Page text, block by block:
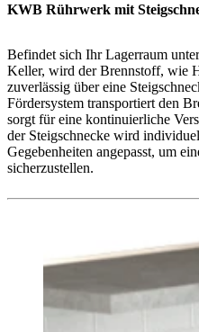
KWB Rührwerk mit
Befindet sich Ihr Lagerraum
Keller, wird der Brennstoff, wie
zuverlässig über eine
Fördersystem transportiert den
sorgt für eine kontinuierliche
der Steigschnecke wird
Gegebenheiten angepasst, um
sicherzustellen.